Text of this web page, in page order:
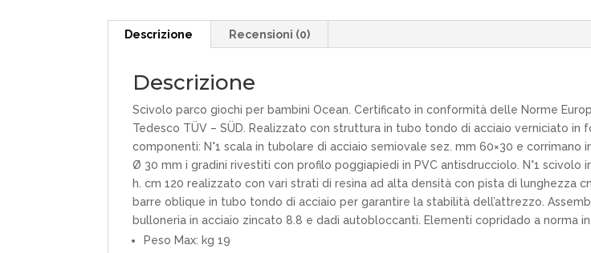
Descrizione Recensioni (0)
Descrizione
Scivolo parco giochi per bambini Ocean. Certificato in conformità delle Norme
Tedesco TÜV – SÜD. Realizzato con struttura in tubo tondo di acciaio verniciato in
componenti: N°1 scala in tubolare di acciaio semiovale sez. mm 60×30 e corrimano
Ø 30 mm i gradini rivestiti con profilo poggiapiedi in PVC antisdrucciolo. N°1 scivolo
h. cm 120 realizzato con vari strati di resina ad alta densità con pista di lunghezza
barre oblique in tubo tondo di acciaio per garantire la stabilità dell’attrezzo.
bulloneria in acciaio zincato 8.8 e dadi autobloccanti. Elementi copridado a norma
Peso Max: kg 19